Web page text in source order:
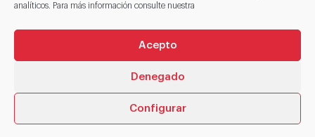
analíticos. Para más información consulte nuestra
Acepto
Denegado
Configurar
recibiendo en concepto de ayuda parcialmente reembolsable un 75%